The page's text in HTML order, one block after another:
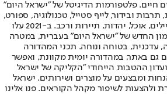
חיים. פלטפורמות הדיגיטל של "ישראל היום"
ובידור, לייף סטייל, טכנולוגיה, ספורט,
כלכלה וצרכנות, בריאות, חיילים, אוכל, יהדות, תיירות ורכב. ב-2021 עלו
החדש של "ישראל היום" בעברית, במטרה
עדכנית, בטוחה ונוחה. תכני המהדורה
גם באתר, במהדורה יומית מקוונת, ואפשר
ההטבות הייחודי "הקליקה של ישראל
ומבצעים על מוצרים ושירותים. ישראל
ולהצעות לשיפור מקהל הקוראים. פנו אלינו